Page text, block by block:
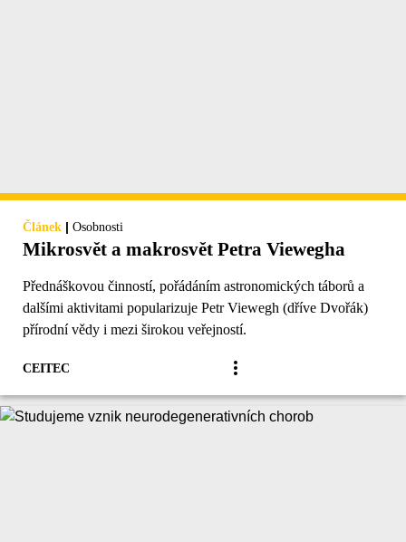
Článek | Osobnosti
Mikrosvět a makrosvět Petra Viewegha
Přednáškovou činností, pořádáním astronomických táborů a
dalšími aktivitami popularizuje Petr Viewegh (dříve Dvořák)
přírodní vědy i mezi širokou veřejností.
CEITEC